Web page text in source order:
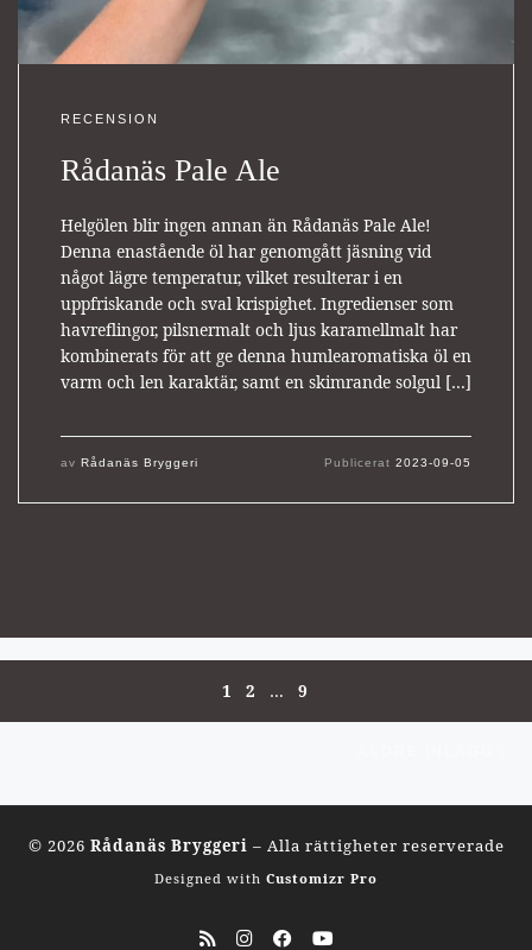
RECENSION
Rådanäs Pale Ale
Helgölen blir ingen annan än Rådanäs Pale Ale!
Denna enastående öl har genomgått jäsning vid
något lägre temperatur, vilket resulterar i en
uppfriskande och sval krispighet. Ingredienser som
havreflingor, pilsnermalt och ljus karamellmalt har
kombinerats för att ge denna humlearomatiska öl en
varm och len karaktär, samt en skimrande solgul […]
av Rådanäs Bryggeri Publicerat2023-09-05
1 2 … 9
© 2026 Rådanäs Bryggeri – Alla rättigheter reserverade
Designed with Customizr Pro